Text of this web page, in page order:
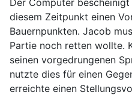
diesem Zeitpunkt einen
Bauernpunkten. Jacob
Partie noch retten wollte.
seinen vorgedrungenen
nutzte dies für einen
erreichte einen